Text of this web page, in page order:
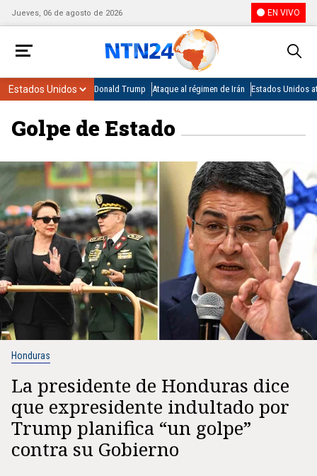
Jueves, 06 de agosto de 2026 EN VIVO
Donald Trump Ataque al régimen de Irán Estados Unidos
Golpe de Estado
Honduras
La presidente de Honduras dice
que expresidente indultado por
Trump planifica “un golpe”
contra su Gobierno